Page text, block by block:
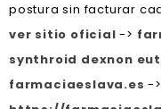
postura sin facturar
ver sitio oficial ->
synthroid dexnon
farmaciaeslava.es ->